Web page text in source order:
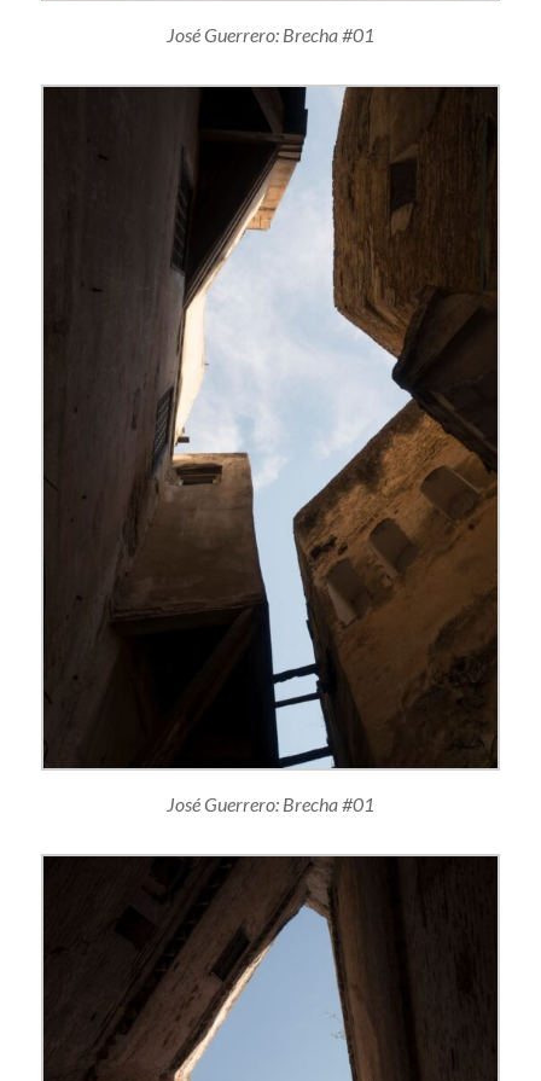
José Guerrero: Brecha #01
José Guerrero: Brecha #01